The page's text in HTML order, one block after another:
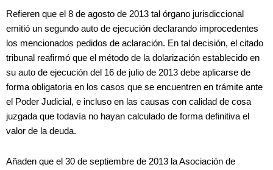
Refieren que el 8 de agosto de 2013 tal órgano jurisdiccional
emitió un segundo auto de ejecución declarando improcedentes
los mencionados pedidos de aclaración. En tal decisión, el citado
tribunal reafirmó que el método de la dolarización establecido en
su auto de ejecución del 16 de julio de 2013 debe aplicarse de
forma obligatoria en los casos que se encuentren en trámite ante
el Poder Judicial, e incluso en las causas con calidad de cosa
juzgada que todavía no hayan calculado de forma definitiva el
valor de la deuda.
Añaden que el 30 de septiembre de 2013 la Asociación de